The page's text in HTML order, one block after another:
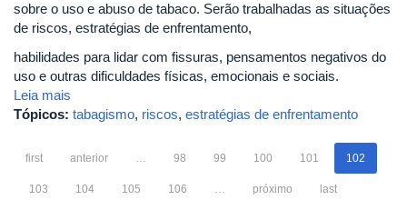
sobre o uso e abuso de tabaco. Serão trabalhadas as situações
de riscos, estratégias de enfrentamento,
habilidades para lidar com fissuras, pensamentos negativos do
uso e outras dificuldades físicas, emocionais e sociais.
Leia mais
Tópicos: tabagismo, riscos, estratégias de enfrentamento
first anterior 98 99 100 101 102
103 104 105 106 próximo last